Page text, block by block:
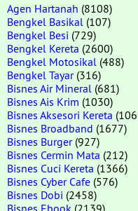
Agen Hartanah (8108)
Bengkel Basikal (107)
Bengkel Besi (729)
Bengkel Kereta (2600)
Bengkel Motosikal (488)
Bengkel Tayar(316)
Bisnes Air Mineral (681)
Bisnes Ais Krim (1030)
Bisnes Aksesori Kereta
Bisnes Broadband (1677)
Bisnes Burger(927)
Bisnes Cermin Mata (212)
Bisnes Cuci Kereta (1366)
Bisnes Cyber Cafe (576)
Bisnes Dobi (2458)
Bisnes Ebook (2139)